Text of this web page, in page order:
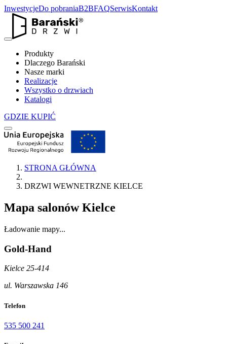
InwestycjeDo pobraniaB2BFAQSerwisKontakt
Produkty
Dlaczego Barański
Nasze marki
Realizacje
Wszystko o drzwiach
Katalogi
GDZIE KUPIĆ
STRONA GŁÓWNA
DRZWI WEWNETRZNE KIELCE
Mapa salonówKielce
Ładowanie mapy...
Gold-Hand
Kielce 25-414
ul. Warszawska 146
Telefon
535 500 241